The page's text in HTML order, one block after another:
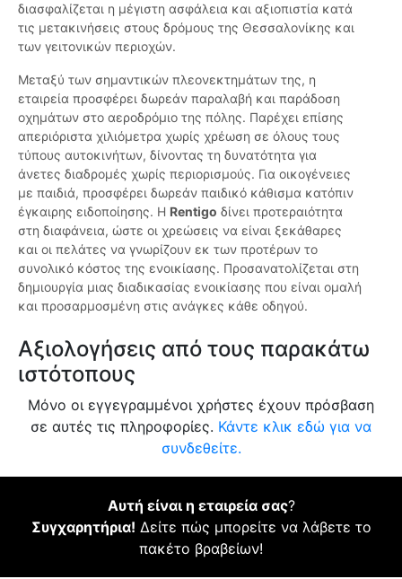
διασφαλίζεται η μέγιστη ασφάλεια και αξιοπιστία κατά
τις μετακινήσεις στους δρόμους της Θεσσαλονίκης και
των γειτονικών περιοχών.
Μεταξύ των σημαντικών πλεονεκτημάτων της, η
εταιρεία προσφέρει δωρεάν παραλαβή και παράδοση
οχημάτων στο αεροδρόμιο της πόλης. Παρέχει επίσης
απεριόριστα χιλιόμετρα χωρίς χρέωση σε όλους τους
τύπους αυτοκινήτων, δίνοντας τη δυνατότητα για
άνετες διαδρομές χωρίς περιορισμούς. Για οικογένειες
με παιδιά, προσφέρει δωρεάν παιδικό κάθισμα κατόπιν
έγκαιρης ειδοποίησης. Η Rentigo δίνει προτεραιότητα
στη διαφάνεια, ώστε οι χρεώσεις να είναι ξεκάθαρες
και οι πελάτες να γνωρίζουν εκ των προτέρων το
συνολικό κόστος της ενοικίασης. Προσανατολίζεται στη
δημιουργία μιας διαδικασίας ενοικίασης που είναι ομαλή
και προσαρμοσμένη στις ανάγκες κάθε οδηγού.
Αξιολογήσεις από τους παρακάτω
ιστότοπους
Μόνο οι εγγεγραμμένοι χρήστες έχουν πρόσβαση
σε αυτές τις πληροφορίες. Κάντε κλικ εδώ για να
συνδεθείτε.
Αυτή είναι η εταιρεία σας?
Συγχαρητήρια! Δείτε πώς μπορείτε να λάβετε το
πακέτο βραβείων!